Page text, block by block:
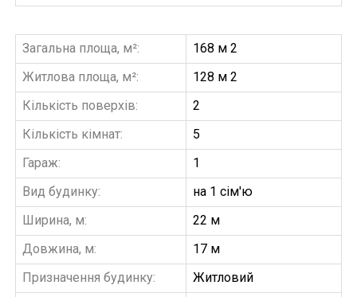
Загальна площа, м²:
168 м 2
Житлова площа, м²:
128 м 2
Кількість поверхів:
2
Кількість кімнат:
5
Гараж:
1
Вид будинку:
на 1 сім'ю
Ширина, м:
22 м
Довжина, м:
17 м
Призначення будинку:
Житловий